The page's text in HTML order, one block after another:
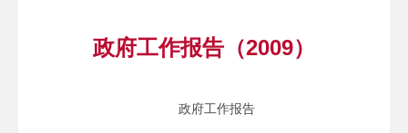
政府工作报告（2009）
政府工作报告